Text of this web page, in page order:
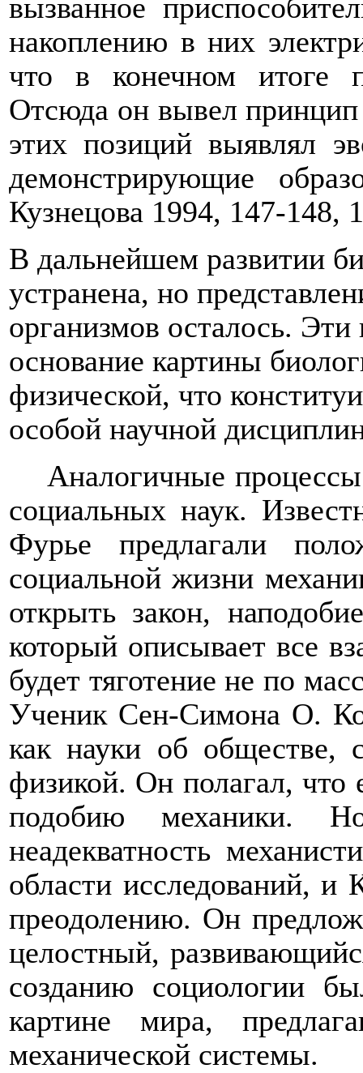
вызванное
накоплению в них
что в конечном итоге
Отсюда он вывел принцип
этих позиций выявлял
демонстрирующие
Кузнецова 1994, 147-148,
В дальнейшем развитии
устранена, но
организмов осталось. Эти
основание картины
физической, что
особой научной
Аналогичные
социальных наук.
Фурье предлагали
социальной жизни
открыть закон,
который описывает все
будет тяготение не по
Ученик Сен-Симона О.
как науки об обществе,
физикой. Он полагал, что
подобию механики.
неадекватность
области исследований,
преодолению. Он
целостный,
созданию социологии
картине мира,
механической системы.